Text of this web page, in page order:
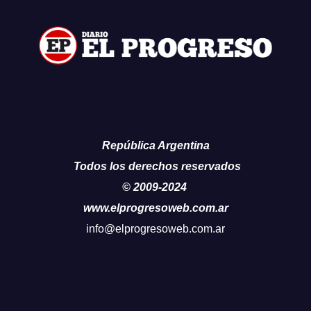
República Argentina
Todos los derechos reservados
© 2009-2024
www.elprogresoweb.com.ar
info@elprogresoweb.com.ar